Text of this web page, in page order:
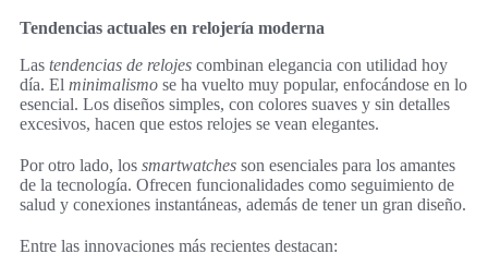
Tendencias actuales en relojería moderna
Las tendencias de relojes combinan elegancia con utilidad hoy
día. El minimalismo se ha vuelto muy popular, enfocándose en lo
esencial. Los diseños simples, con colores suaves y sin detalles
excesivos, hacen que estos relojes se vean elegantes.
Por otro lado, los smartwatches son esenciales para los amantes
de la tecnología. Ofrecen funcionalidades como seguimiento de
salud y conexiones instantáneas, además de tener un gran diseño.
Entre las innovaciones más recientes destacan: